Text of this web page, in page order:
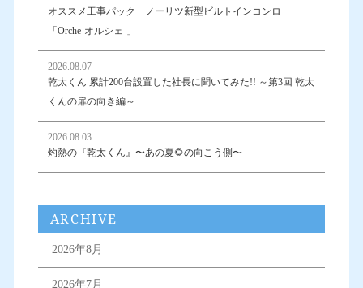
オススメ工事パック ノーリツ新型ビルトインコンロ
「Orche-オルシェ-」
2026.08.07
乾太くん 累計200台設置した社長に聞いてみた!! ～第3回 乾太
くんの扉の向き編～
2026.08.03
灼熱の『乾太くん』〜あの夏🌻の向こう側〜
ARCHIVE
2026年8月
2026年7月